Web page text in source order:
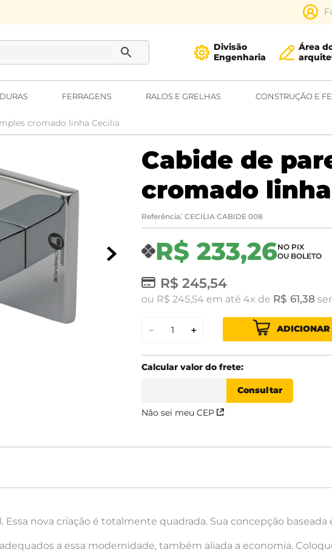
Divisão
Engenharia
Área
FERRAGENS RALOS E GRELHAS CONSTRUÇÃO E
cromado linha Cecilia
Cabide de
cromado
Referência: CECILIA CABIDE 008
R$ 233,26
R$ 245,54
ou R$ 245,54 em até 4 de R$ 61,38
＋
－ ADICIONAR
Não sei meu CEP
nova criação é totalmente quadrada. Sua concepção
a essa modernidade, também aliada a economia.